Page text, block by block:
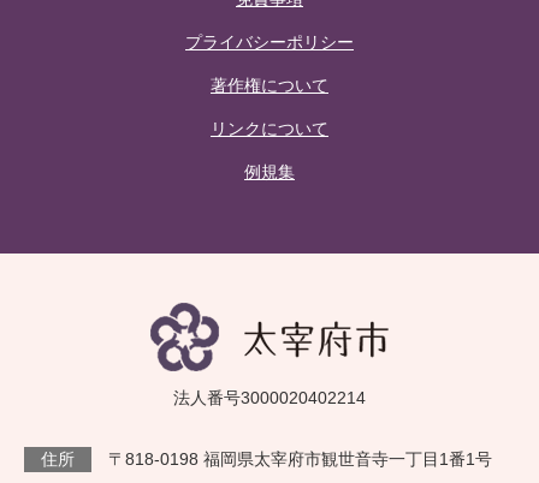
プライバシーポリシー
著作権について
リンクについて
例規集
法人番号3000020402214
住所 〒818-0198 福岡県太宰府市観世音寺一丁目1番1号